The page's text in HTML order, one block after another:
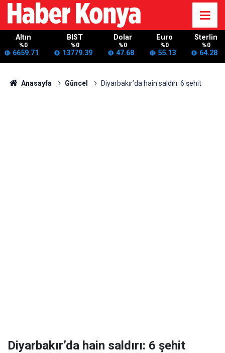
Altın
%0
6659.71
BIST
%0
13779.39
Dolar
%0
47.68
Euro
%0
55.13
Sterlin
%0
64.28
Anasayfa Güncel Diyarbakır’da hain saldırı: 6 şehit
Diyarbakır’da hain saldırı: 6 şehit